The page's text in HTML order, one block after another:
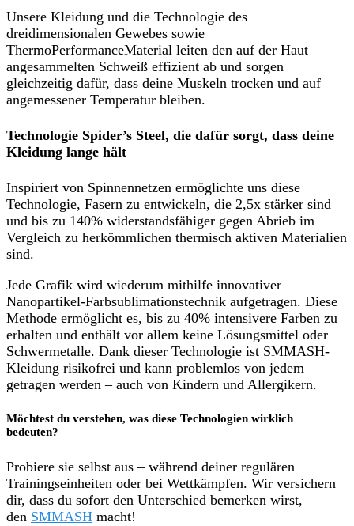
Unsere Kleidung und die Technologie des
dreidimensionalen Gewebes sowie
ThermoPerformanceMaterial leiten den auf der Haut
angesammelten Schweiß effizient ab und sorgen
gleichzeitig dafür, dass deine Muskeln trocken und auf
angemessener Temperatur bleiben.
Technologie Spider’s Steel, die dafür sorgt, dass deine
Kleidung lange hält
Inspiriert von Spinnennetzen ermöglichte uns diese
Technologie, Fasern zu entwickeln, die 2,5x stärker sind
und bis zu 140% widerstandsfähiger gegen Abrieb im
Vergleich zu herkömmlichen thermisch aktiven Materialien
sind.
Jede Grafik wird wiederum mithilfe innovativer
Nanopartikel-Farbsublimationstechnik aufgetragen. Diese
Methode ermöglicht es, bis zu 40% intensivere Farben zu
erhalten und enthält vor allem keine Lösungsmittel oder
Schwermetalle. Dank dieser Technologie ist SMMASH-
Kleidung risikofrei und kann problemlos von jedem
getragen werden – auch von Kindern und Allergikern.
Möchtest du verstehen, was diese Technologien wirklich
bedeuten?
Probiere sie selbst aus – während deiner regulären
Trainingseinheiten oder bei Wettkämpfen. Wir versichern
dir, dass du sofort den Unterschied bemerken wirst,
den SMMASH macht!